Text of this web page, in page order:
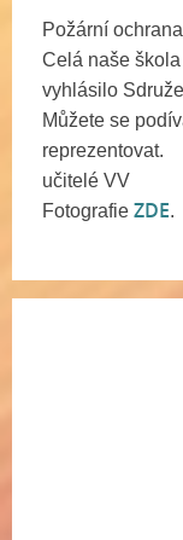
Požární
Celá naše
vyhlásilo
Můžete se
reprezentovat.
učitelé VV
Fotografie ZDE.